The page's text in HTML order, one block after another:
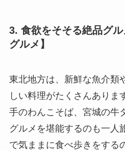
3. 食欲をそそる絶品グ
グルメ】
東北地方は、新鮮な魚介類
しい料理がたくさんありま
手のわんこそば、宮城の牛
グルメを堪能するのも一人
で気ままに食べ歩きをする